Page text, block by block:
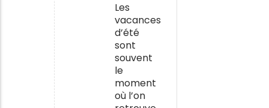
Les
vacances
d’été
sont
souvent
le
moment
où l’on